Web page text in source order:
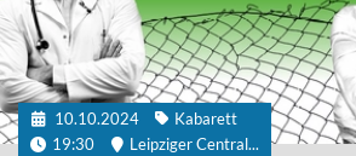
10.10.2024
Kabarett
19:30
Leipziger Central...